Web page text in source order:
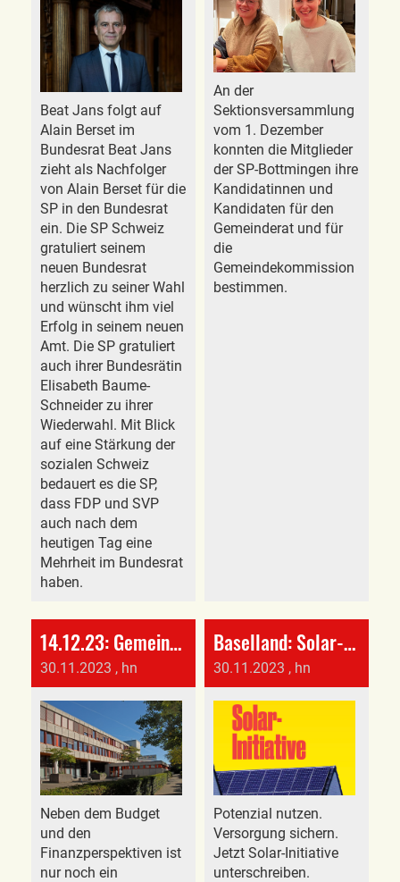
Beat Jans folgt auf
Alain Berset im
Bundesrat Beat Jans
zieht als Nachfolger
von Alain Berset für die
SP in den Bundesrat
ein. Die SP Schweiz
gratuliert seinem
neuen Bundesrat
herzlich zu seiner Wahl
und wünscht ihm viel
Erfolg in seinem neuen
Amt. Die SP gratuliert
auch ihrer Bundesrätin
Elisabeth Baume-
Schneider zu ihrer
Wiederwahl. Mit Blick
auf eine Stärkung der
sozialen Schweiz
bedauert es die SP,
dass FDP und SVP
auch nach dem
heutigen Tag eine
Mehrheit im Bundesrat
haben.
An der
Sektionsversammlung
vom 1. Dezember
konnten die Mitglieder
der SP-Bottmingen ihre
Kandidatinnen und
Kandidaten für den
Gemeinderat und für
die
Gemeindekommission
bestimmen.
14.12.23: Gemeindeversammlung
30.11.2023 , hn
Neben dem Budget
und den
Finanzperspektiven ist
nur noch ein
Baselland: Solar-Initiative
30.11.2023 , hn
Potenzial nutzen.
Versorgung sichern.
Jetzt Solar-Initiative
unterschreiben.